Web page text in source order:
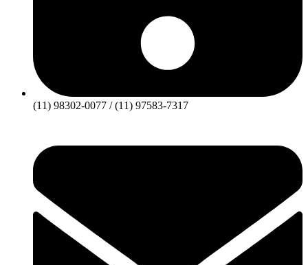
(11) 98302-0077 / (11) 97583-7317